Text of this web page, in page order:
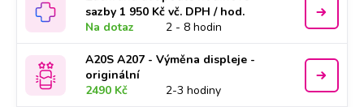
sazby 1 950 Kč vč. DPH / hod.
Na dotaz
2 - 8 hodin
A20S A207 - Výměna displeje -
originální
2490 Kč
2-3 hodiny